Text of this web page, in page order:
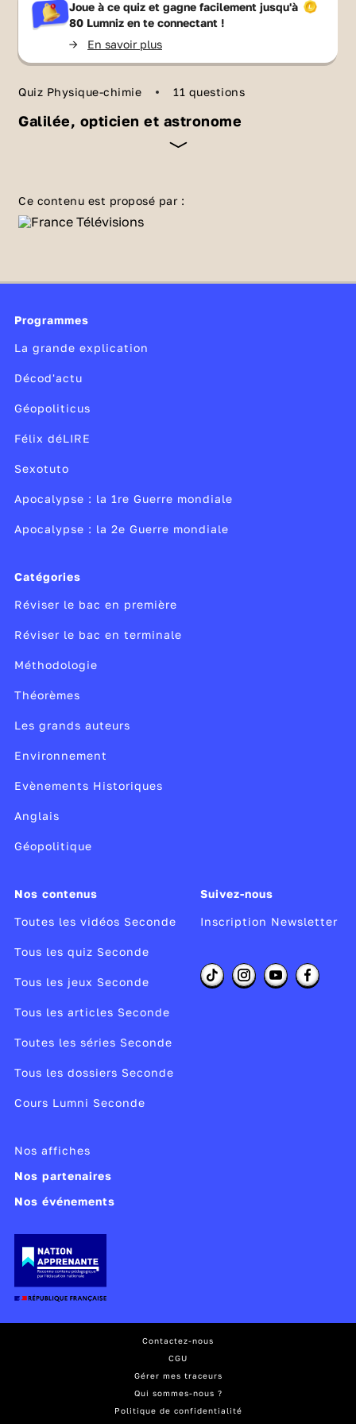
Joue à ce quiz et gagne facilement jusqu'à
80 Lumniz en te connectant !
-> En savoir plus
Quiz Physique-chimie 11 questions
Galilée, opticien et astronome
1642) fera de nombreuses découvertes. Après
avoir étudié lachute des corps
l'astronome Nicolas Copernic sur le
Ce contenu est proposé par :
Programmes
La grande explication
Décod'actu
Géopoliticus
Félix déLIRE
Sexotuto
Apocalypse : la 1re Guerre mondiale
Apocalypse : la 2e Guerre mondiale
Catégories
Réviser le bac en première
Réviser le bac en terminale
Méthodologie
Théorèmes
Les grands auteurs
Environnement
Evènements Historiques
Anglais
Géopolitique
Nos contenus
Toutes les vidéos Seconde
Tous les quiz Seconde
Tous les jeux Seconde
Tous les articles Seconde
Toutes les séries Seconde
Tous les dossiers Seconde
Cours Lumni Seconde
Suivez-nous
Inscription Newsletter
Nos affiches
Nos partenaires
Nos événements
Contactez-nous
CGU
Gérer mes traceurs
Qui sommes-nous ?
Politique de confidentialité